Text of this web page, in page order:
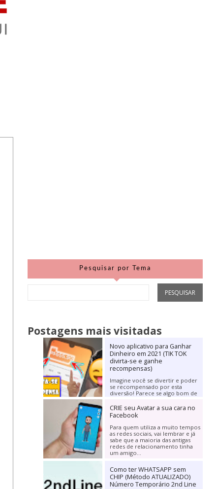
Pesquisar por Tema
Postagens mais visitadas
Novo aplicativo para Ganhar
Dinheiro em 2021 (TIK TOK
divirta-se e ganhe
recompensas)
Imagine você se divertir e poder
se recompensado por esta
diversão! Parece se algo bom de
mais para se verdade, não é? Mas
hoje irei trazer...
CRIE seu Avatar a sua cara no
Facebook
Para quem utiliza a muito tempos
as redes sociais, vai lembrar e já
sabe que a maioria das antigas
redes de relacionamento tinha
um amigo...
Como ter WHATSAPP sem
CHIP (Método ATUALIZADO)
Número Temporário 2nd Line